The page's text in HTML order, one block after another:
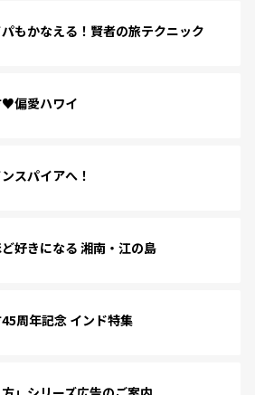
もかなえる！賢者の旅テクニック
偏愛ハワイ
スパイアへ！
好きになる 湘南・江の島
周年記念 インド特集